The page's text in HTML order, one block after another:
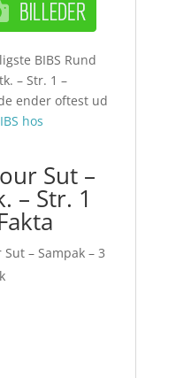
BIBS Rund
– Str. 1 –
ender oftest ud
hos
Sut –
– Str. 1
– Sampak – 3